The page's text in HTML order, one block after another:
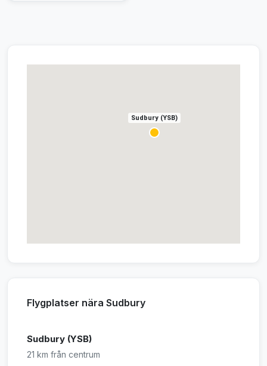
Sudbury (YSB)
Flygplatser nära Sudbury
Sudbury (YSB)
21 km från centrum